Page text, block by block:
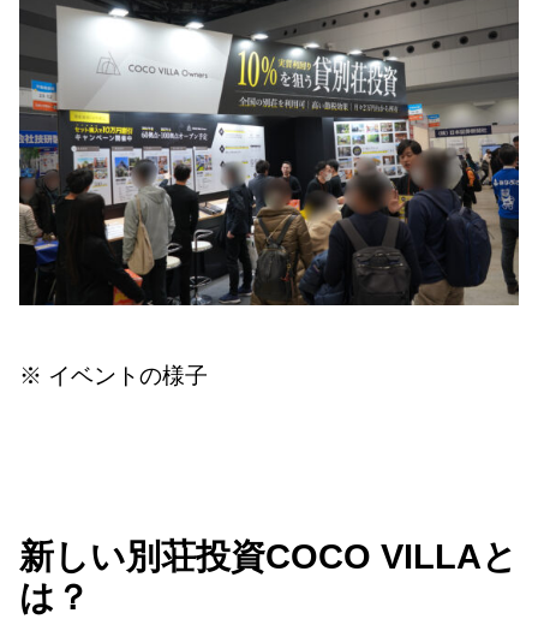
※ イベントの様子
新しい別荘投資COCO VILLAと
は？